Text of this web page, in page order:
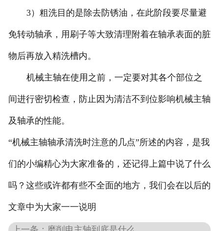
3）粗洗目的是除去防锈油，在此阶段要尽量避
免转动轴承，用刷子等大致清理附着在轴承表面的脏
物后再放入精洗槽内。
机械主轴在使用之前，一定要对其各个部位之
间进行密切检查，防止因为清洁不到位影响机械主轴
及轴承的性能。
“机械主轴轴承清洗时注意的几点”所述的内容，是我
们的小编精心为大家准备的，还记得上篇中说了什么
吗？这些或许都有些不全面的地方，我们会在以后的
文章中为大家一一说明